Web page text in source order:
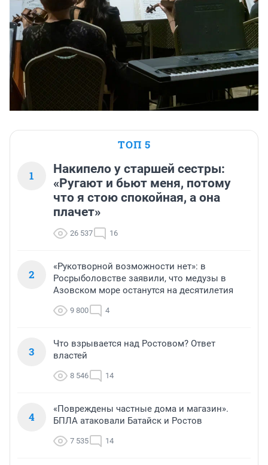
ТОП 5
1
Накипело у старшей сестры:
«Ругают и бьют меня, потому
что я стою спокойная, а она
плачет»
26 537 16
2
«Рукотворной возможности нет»: в
Росрыболовстве заявили, что медузы в
Азовском море останутся на десятилетия
9 800 4
3
Что взрывается над Ростовом? Ответ
властей
8 546 14
4
«Повреждены частные дома и магазин».
БПЛА атаковали Батайск и Ростов
7 535 14